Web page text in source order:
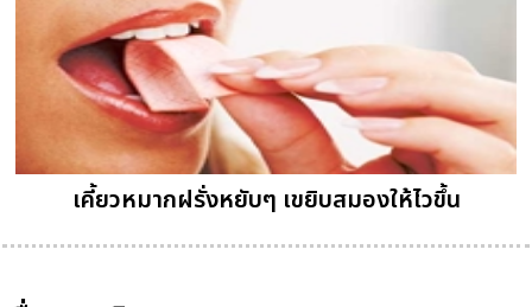
เคี้ยวหมากฝรั่งหยับๆ เขยิบสมองให้ไวขึ้น